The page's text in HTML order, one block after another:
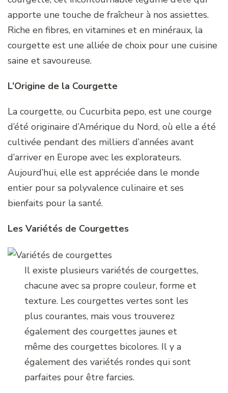
apporte une touche de fraîcheur à nos assiettes.
Riche en fibres, en vitamines et en minéraux, la
courgette est une alliée de choix pour une cuisine
saine et savoureuse.
L’Origine de la Courgette
La courgette, ou Cucurbita pepo, est une courge
d’été originaire d’Amérique du Nord, où elle a été
cultivée pendant des milliers d’années avant
d’arriver en Europe avec les explorateurs.
Aujourd’hui, elle est appréciée dans le monde
entier pour sa polyvalence culinaire et ses
bienfaits pour la santé.
Les Variétés de Courgettes
Il existe plusieurs variétés de courgettes,
chacune avec sa propre couleur, forme et
texture. Les courgettes vertes sont les
plus courantes, mais vous trouverez
également des courgettes jaunes et
même des courgettes bicolores. Il y a
également des variétés rondes qui sont
parfaites pour être farcies.